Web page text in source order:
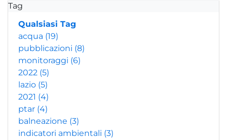
Tag
Qualsiasi Tag
acqua (19)
pubblicazioni (8)
monitoraggi (6)
2022 (5)
lazio (5)
2021 (4)
ptar (4)
balneazione (3)
indicatori ambientali (3)